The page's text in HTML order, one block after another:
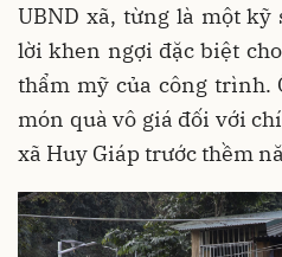
UBND xã, từng là một kỹ
lời khen ngợi đặc biệt
thẩm mỹ của công trình.
món quà vô giá đối với
xã Huy Giáp trước thềm